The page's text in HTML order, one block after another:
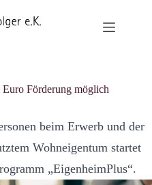
Förderung möglich
beim Erwerb und der
Wohneigentum startet
„EigenheimPlus“.